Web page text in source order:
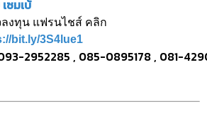
ซมเบ้
ลงทุน แฟรนไชส์ คลิก
bit.ly/3S4lue1
2952285 , 085-0895178 , 081-